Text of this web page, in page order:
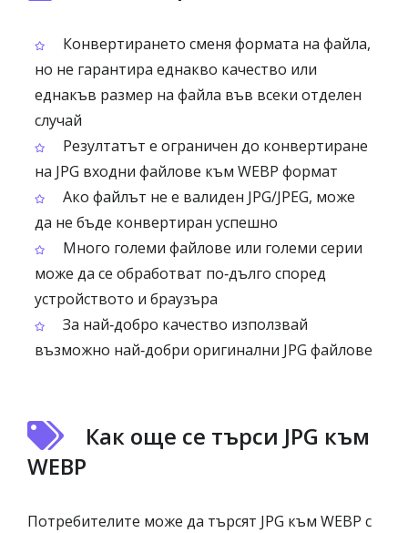
Конвертирането сменя формата на файла,
но не гарантира еднакво качество или
еднакъв размер на файла във всеки отделен
случай
Резултатът е ограничен до конвертиране
на JPG входни файлове към WEBP формат
Ако файлът не е валиден JPG/JPEG, може
да не бъде конвертиран успешно
Много големи файлове или големи серии
може да се обработват по‑дълго според
устройството и браузъра
За най‑добро качество използвай
възможно най‑добри оригинални JPG файлове
Как още се търси JPG към
WEBP
Потребителите може да търсят JPG към WEBP с